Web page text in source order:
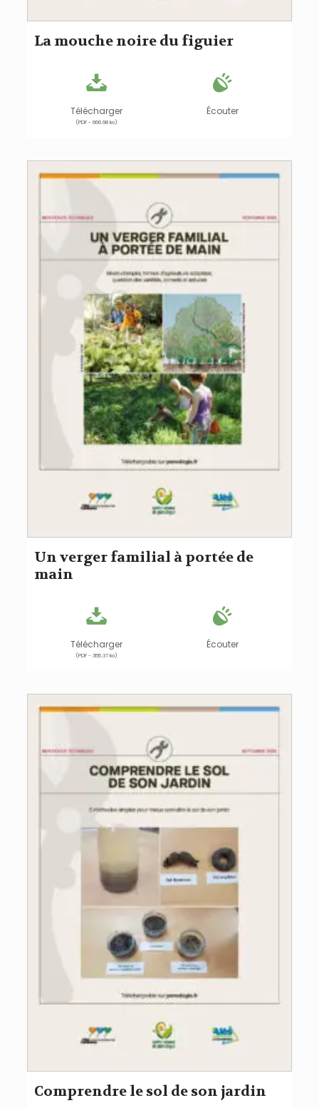
La mouche noire du figuier
Télécharger
(PDF - 666.98 ko)
Écouter
Un verger familial à portée de
main
Télécharger
(PDF - 355.37 ko)
Écouter
Comprendre le sol de son jardin